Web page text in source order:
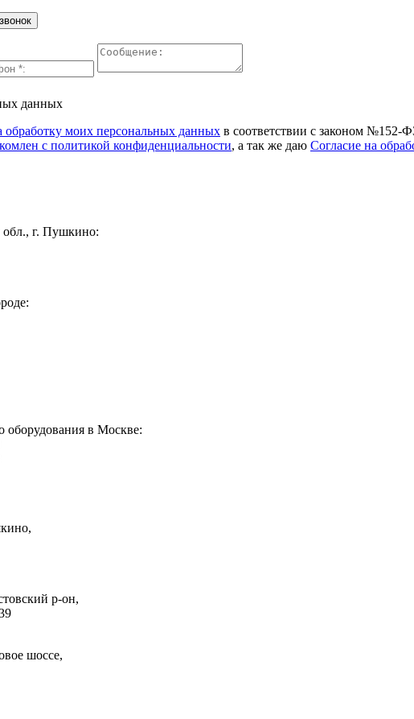
данных
обработку моих персональных данных в соответствии с законом
с политикой конфиденциальности, а так же даю Согласие на
г. Пушкино:
оборудования в Москве:
р-он,
шоссе,